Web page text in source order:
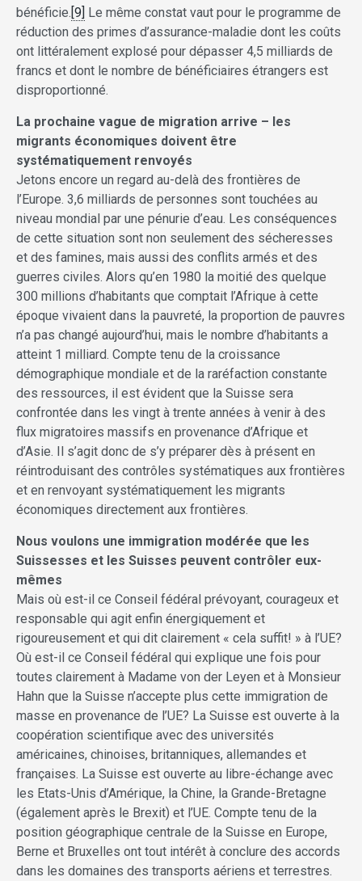
bénéficie.[9] Le même constat vaut pour le programme de
réduction des primes d’assurance-maladie dont les coûts
ont littéralement explosé pour dépasser 4,5 milliards de
francs et dont le nombre de bénéficiaires étrangers est
disproportionné.
La prochaine vague de migration arrive – les
migrants économiques doivent être
systématiquement renvoyés
Jetons encore un regard au-delà des frontières de
l’Europe. 3,6 milliards de personnes sont touchées au
niveau mondial par une pénurie d’eau. Les conséquences
de cette situation sont non seulement des sécheresses
et des famines, mais aussi des conflits armés et des
guerres civiles. Alors qu’en 1980 la moitié des quelque
300 millions d’habitants que comptait l’Afrique à cette
époque vivaient dans la pauvreté, la proportion de pauvres
n’a pas changé aujourd’hui, mais le nombre d’habitants a
atteint 1 milliard. Compte tenu de la croissance
démographique mondiale et de la raréfaction constante
des ressources, il est évident que la Suisse sera
confrontée dans les vingt à trente années à venir à des
flux migratoires massifs en provenance d’Afrique et
d’Asie. Il s’agit donc de s’y préparer dès à présent en
réintroduisant des contrôles systématiques aux frontières
et en renvoyant systématiquement les migrants
économiques directement aux frontières.
Nous voulons une immigration modérée que les
Suissesses et les Suisses peuvent contrôler eux-
mêmes
Mais où est-il ce Conseil fédéral prévoyant, courageux et
responsable qui agit enfin énergiquement et
rigoureusement et qui dit clairement « cela suffit! » à l’UE?
Où est-il ce Conseil fédéral qui explique une fois pour
toutes clairement à Madame von der Leyen et à Monsieur
Hahn que la Suisse n’accepte plus cette immigration de
masse en provenance de l’UE? La Suisse est ouverte à la
coopération scientifique avec des universités
américaines, chinoises, britanniques, allemandes et
françaises. La Suisse est ouverte au libre-échange avec
les Etats-Unis d’Amérique, la Chine, la Grande-Bretagne
(également après le Brexit) et l’UE. Compte tenu de la
position géographique centrale de la Suisse en Europe,
Berne et Bruxelles ont tout intérêt à conclure des accords
dans les domaines des transports aériens et terrestres.